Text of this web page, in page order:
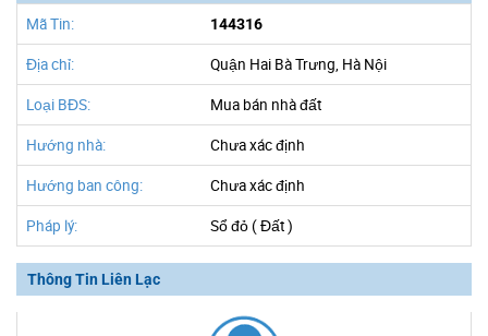
Mã Tin: 144316
Địa chỉ: Quận Hai Bà Trưng, Hà Nội
Loại BĐS: Mua bán nhà đất
Hướng nhà: Chưa xác định
Hướng ban công: Chưa xác định
Pháp lý: Sổ đỏ ( Đất )
Thông Tin Liên Lạc